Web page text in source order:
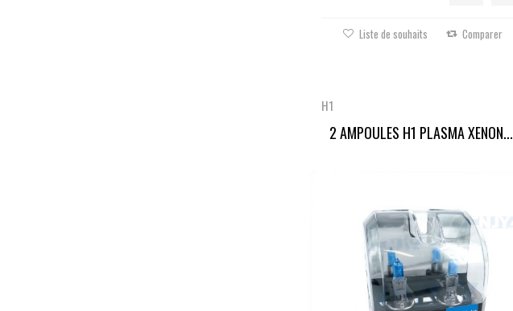
Liste de souhaits Comparer
H1
2 AMPOULES H1 PLASMA XENON...